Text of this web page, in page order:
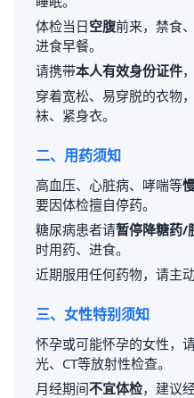
体检当日空腹前来，禁食
进食早餐。
请携带本人有效身份证件
穿着宽松、易穿脱的衣物
袜、紧身衣。
二、用药须知
高血压、心脏病、哮喘等
要因体检擅自停药。
糖尿病患者请暂停降糖药/
时用药、进食。
近期服用任何药物，请主
三、女性特别须知
怀孕或可能怀孕的女性，
光、CT等放射性检查。
月经期间不宜体检，建议